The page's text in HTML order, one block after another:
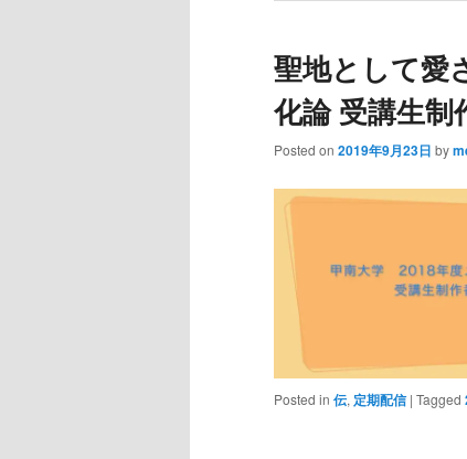
聖地として愛
化論 受講生制
Posted on 2019年9月23日 by
Posted in 伝, 定期配信 | Tagged